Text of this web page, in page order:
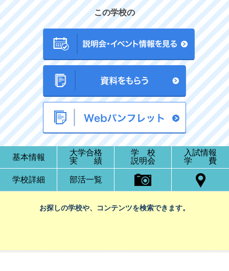
この学校の
基本情報
大学合格
実 績
学 校
説明会
入試情報
学 費
学校詳細 部活一覧
お探しの学校や、コンテンツを検索できます。